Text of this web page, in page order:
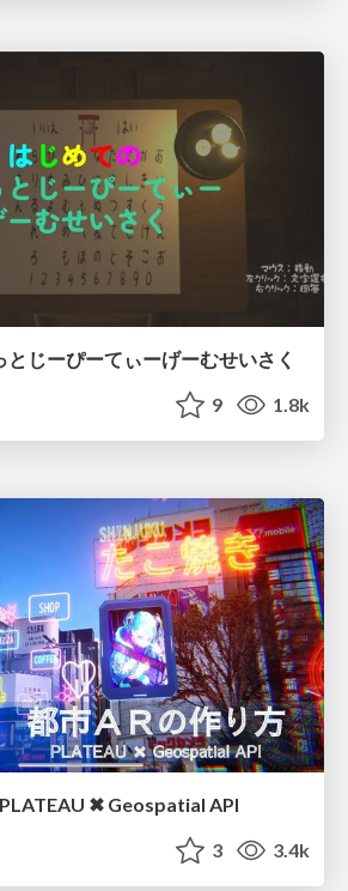
じーぴーてぃーげーむせいさく
9 1.8k
✖︎ Geospatial API
3 3.4k